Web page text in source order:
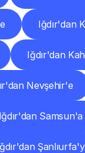
Iğdır'dan
Iğdır'dan
Nevşehir'e
Iğdır'dan Samsun'a